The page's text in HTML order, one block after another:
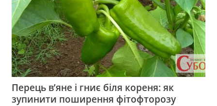
Перець в’яне і гниє біля кореня: як
зупинити поширення фітофторозу